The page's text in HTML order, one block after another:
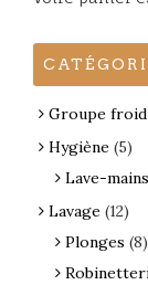
Groupe froid
Hygiène (5)
Lave-mains
Lavage (12)
Plonges (8)